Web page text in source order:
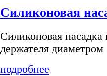
Силиконовая
Силиконовая
держателя
подробнее